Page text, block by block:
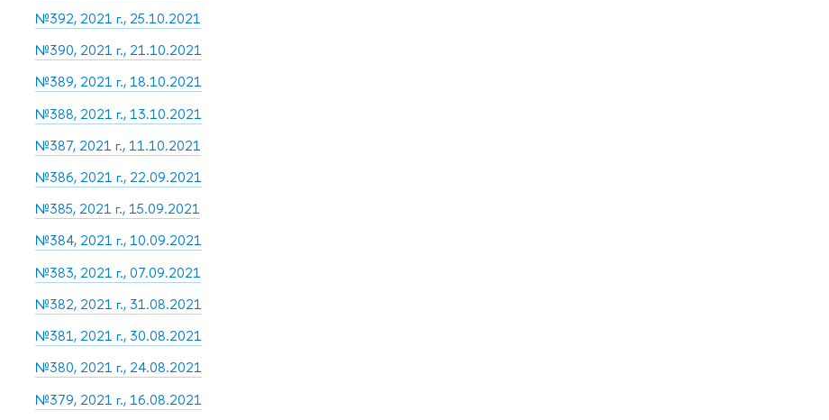
№392, 2021 г., 25.10.2021
№390, 2021 г., 21.10.2021
№389, 2021 г., 18.10.2021
№388, 2021 г., 13.10.2021
№387, 2021 г., 11.10.2021
№386, 2021 г., 22.09.2021
№385, 2021 г., 15.09.2021
№384, 2021 г., 10.09.2021
№383, 2021 г., 07.09.2021
№382, 2021 г., 31.08.2021
№381, 2021 г., 30.08.2021
№380, 2021 г., 24.08.2021
№379, 2021 г., 16.08.2021